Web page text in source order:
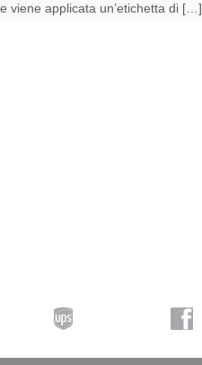
viene applicata un’etichetta di […]